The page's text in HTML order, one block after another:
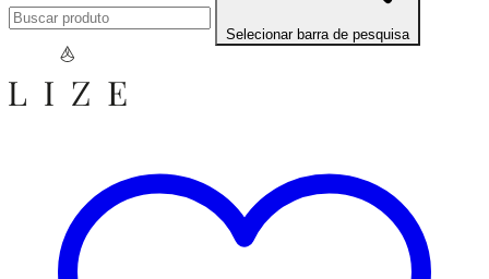
Selecionar barra de pesquisa